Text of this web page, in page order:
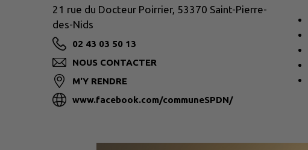
21 rue du Docteur Poirrier, 53370 Saint-Pierre-
des-Nids
02 43 03 50 13
NOUS CONTACTER
M'Y RENDRE
www.facebook.com/communeSPDN/